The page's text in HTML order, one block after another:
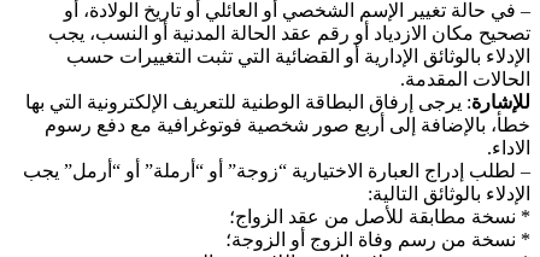
– في حالة تغيير الإسم الشخصي أو العائلي أو تاريخ الولادة، أو
تصحيح مكان الازدياد أو رقم عقد الحالة المدنية أو النسب، يجب
الإدلاء بالوثائق الإدارية أو القضائية التي تثبت التغييرات حسب
الحالات المقدمة.
للإشارة: يرجى إرفاق البطاقة الوطنية للتعريف الإلكترونية التي بها
خطأ، بالإضافة إلى أربع صور شخصية فوتوغرافية مع دفع رسوم
الاداء.
– لطلب إدراج العبارة الاختيارية “زوجة” أو “أرملة” أو “أرمل” يجب
الإدلاء بالوثائق التالية:
* نسخة مطابقة للأصل من عقد الزواج؛
* نسخة من رسم وفاة الزوج أو الزوجة؛